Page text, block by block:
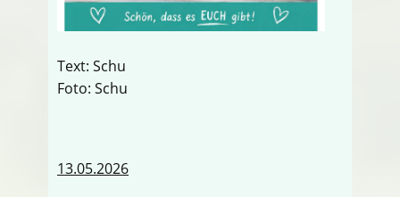
Text: Schu
Foto: Schu
13.05.2026